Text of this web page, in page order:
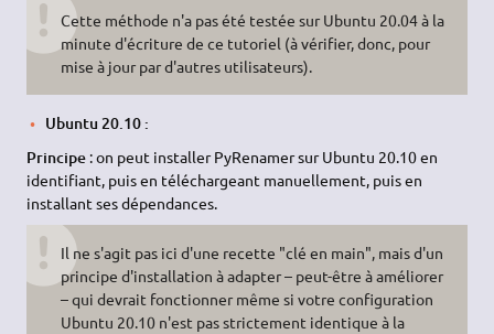
Cette méthode n'a pas été testée sur Ubuntu 20.04 à la
minute d'écriture de ce tutoriel (à vérifier, donc, pour
mise à jour par d'autres utilisateurs).
Ubuntu 20.10 :
Principe : on peut installer PyRenamer sur Ubuntu 20.10 en
identifiant, puis en téléchargeant manuellement, puis en
installant ses dépendances.
Il ne s'agit pas ici d'une recette "clé en main", mais d'un
principe d'installation à adapter – peut-être à améliorer
– qui devrait fonctionner même si votre configuration
Ubuntu 20.10 n'est pas strictement identique à la